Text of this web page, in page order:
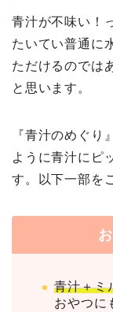
青汁が不味い！
たいてい普通に
ただけるのでは
と思います。
『青汁のめぐり
ように青汁にピ
す。以下一部を
青汁＋ミ
おやつに